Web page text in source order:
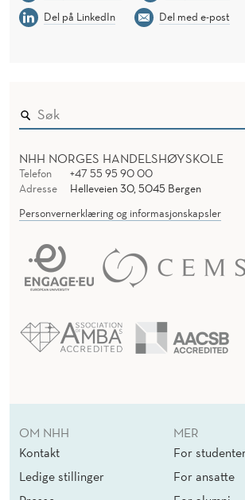
Del på LinkedIn
Del med e-post
NHH NORGES HANDELSHØYSKOLE
Telefon
+47 55 95 90 00
Adresse
Helleveien 30, 5045 Bergen
Personvernerklæring og informasjonskapsler
OM NHH
Kontakt
Ledige stillinger
MER
For
For ansatte